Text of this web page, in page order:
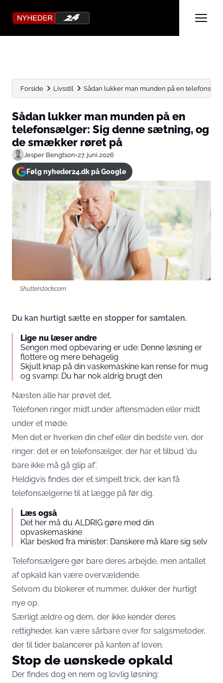
Forside Livsstil Sådan lukker man munden på en
Sådan lukker man munden på en
telefonsælger: Sig denne sætning, og
de smækker røret på
Jesper Bengtson•27. juni 2026
Følg nyheder24.dk på Google
Shutterstock.com
Du kan hurtigt sætte en stopper for samtalen.
Lige nu læser andre
Sengen med opbevaring er ude: Denne løsning er
flottere og mere behagelig
Skjult knap på din vaskemaskine kan rense for mug
og svamp: Du har nok aldrig brugt den
Næsten alle har prøvet det.
Telefonen ringer midt under aftensmaden eller midt
under et møde.
Men det er hverken din chef eller din bedste ven, der
ringer; det er en telefonsælger, der har et tilbud ‘du
bare ikke må gå glip af’.
Heldigvis findes der et simpelt trick, der kan få
telefonsælgerne til at lægge på før dig.
Læs også
Det her må du ALDRIG gøre med din
opvaskemaskine
Klar besked fra minister: Danskere må klare sig selv
Telefonsælgere gør bare deres arbejde, men antallet
af opkald kan være overvældende.
Selvom du blokerer et nummer, dukker der hurtigt
nye op.
Særligt ældre og dem, der ikke kender deres
rettigheder, kan være sårbare over for salgsmetoder,
der til tider balancerer på kanten af loven.
Stop de uønskede opkald
Der findes dog en nem og lovlig løsning: